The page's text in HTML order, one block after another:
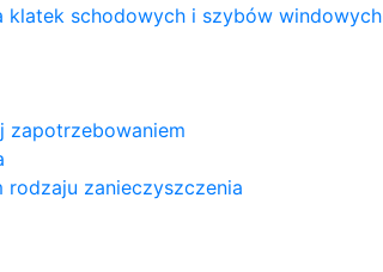
klatek schodowych i szybów windowych
zapotrzebowaniem
zanieczyszczenia